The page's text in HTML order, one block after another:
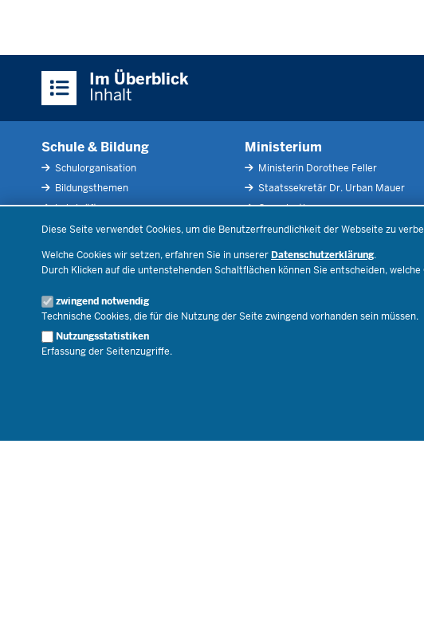
Diese Seite verwendet Cookies, um die Benutzerfreundlichkeit der Webseite zu
Welche Cookies wir setzen, erfahren Sie in unserer Datenschutzerklärung.
Durch Klicken auf die untenstehenden Schaltflächen können Sie entscheiden,
zwingend notwendig
Technische Cookies, die für die Nutzung der Seite zwingend vorhanden sein müssen.
Nutzungsstatistiken
Erfassung der Seitenzugriffe.
Im Überblick
Inhalt
Schule & Bildung
Schulorganisation
Bildungsthemen
Lehrkräfte
Recht
Ministerium
Ministerin Dorothee Feller
Staatssekretär Dr. Urban Mauer
Organisation
Open Government
Bibliothek
Veranstaltungen